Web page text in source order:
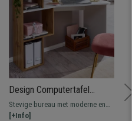
Design Computertafel
CUORE, 120x60x95cm, met
Opbergmeubel, in Wit Hout
Stevige bureau met moderne en
exclusieve lijnen, vervaardigd met
[+Info]